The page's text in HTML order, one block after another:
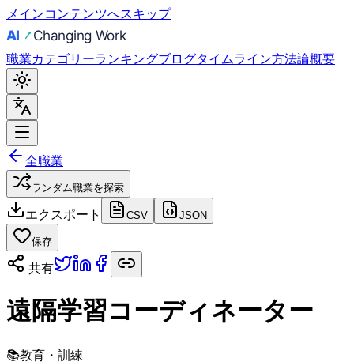
メインコンテンツへスキップ
職業カテゴリーランキングブログタイムライン方法論概要
全職業
ランダム職業を探索
エクスポート CSV JSON
保存
共有
遠隔学習コーディネーター
📚教育・訓練